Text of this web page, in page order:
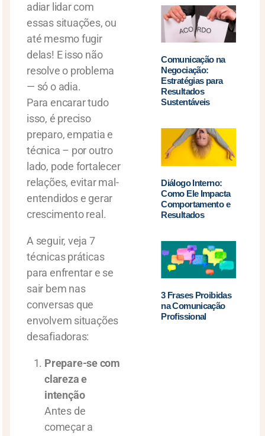
adiar lidar com
essas situações, ou
até mesmo fugir
delas! E isso não
resolve o problema
— só o adia.
Para encarar tudo
isso, é preciso
preparo, empatia e
técnica – por outro
lado, pode fortalecer
relações, evitar mal-
entendidos e gerar
crescimento real.
A seguir, veja 7
técnicas práticas
para enfrentar e se
sair bem nas
conversas que
envolvem situações
desafiadoras:
Prepare-se com
clareza e
intenção
Antes de
começar a
Comunicação na
Negociação:
Estratégias para
Resultados
Sustentáveis
Diálogo Interno:
Como Ele Impacta
Comportamento e
Resultados
3 Frases Proibidas
na Comunicação
Profissional